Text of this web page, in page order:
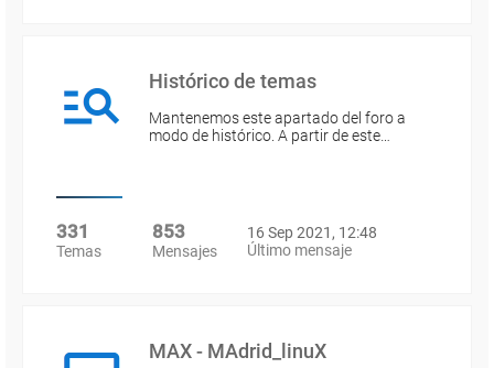
Histórico de temas
Mantenemos este apartado del foro a
modo de histórico. A partir de este…
331
Temas
853
Mensajes
16 Sep 2021, 12:48
Último mensaje
MAX - MAdrid_linuX